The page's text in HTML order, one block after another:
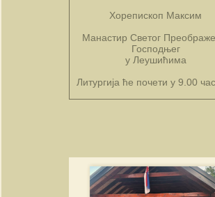
Хорепископ Максим
Манастир Светог
Господњег
у Леушићима
Литургија ће почети у 9.00